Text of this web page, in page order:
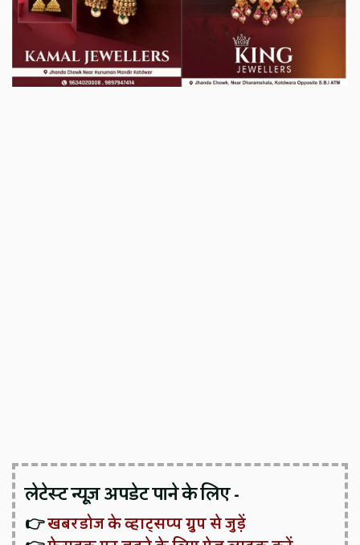
लेटेस्ट न्यूज़ अपडेट पाने के लिए -
👉खबरडोज के व्हाट्सप्प ग्रुप से जुड़ें